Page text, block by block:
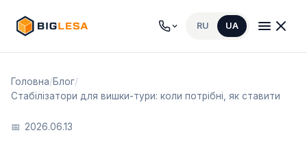
RU UA
Головна/Блог/
Стабілізатори для вишки-тури: коли потрібні, як ставити
2026.06.13